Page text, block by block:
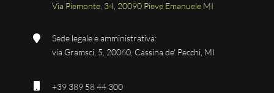
Via Piemonte, 34, 20090 Pieve Emanuele MI
Sede legale e amministrativa:
via Gramsci, 5, 20060, Cassina de' Pecchi, MI
+39 389 58 44 300